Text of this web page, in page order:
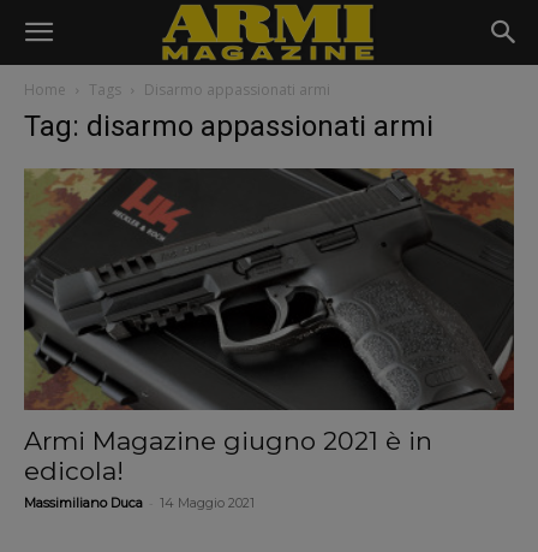
Home Tags Disarmo appassionati armi
Tag: disarmo appassionati armi
Armi Magazine giugno 2021 è in
edicola!
Massimiliano Duca 14 Maggio 2021